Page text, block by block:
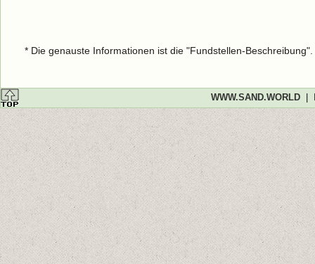
* Die genauste Informationen ist die "Fundstellen-
WWW.SAND.WORLD|